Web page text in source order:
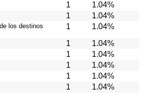
1 1.04%
1 1.04%
los destinos
1 1.04%
1 1.04%
1 1.04%
1 1.04%
1 1.04%
1 1.04%